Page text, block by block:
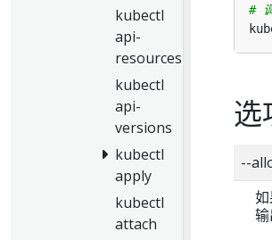
kubectl
api-
resources
kubectl
api-
versions
kubectl
apply
kubectl
attach
#
选
--
输